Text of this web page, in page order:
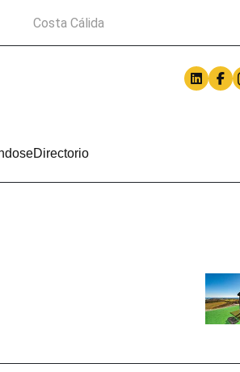
Directorio
Costa Cálida